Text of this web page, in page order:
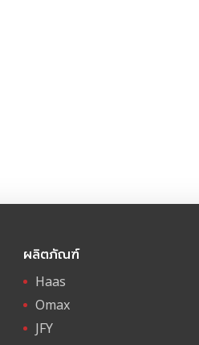
ผลิตภัณฑ์
Haas
Omax
JFY